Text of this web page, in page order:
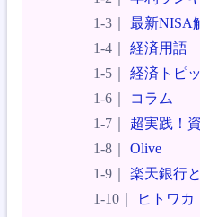
最新NISA
経済用語
経済トピ
コラム
超実践！
Olive
楽天銀行
ヒトワカ